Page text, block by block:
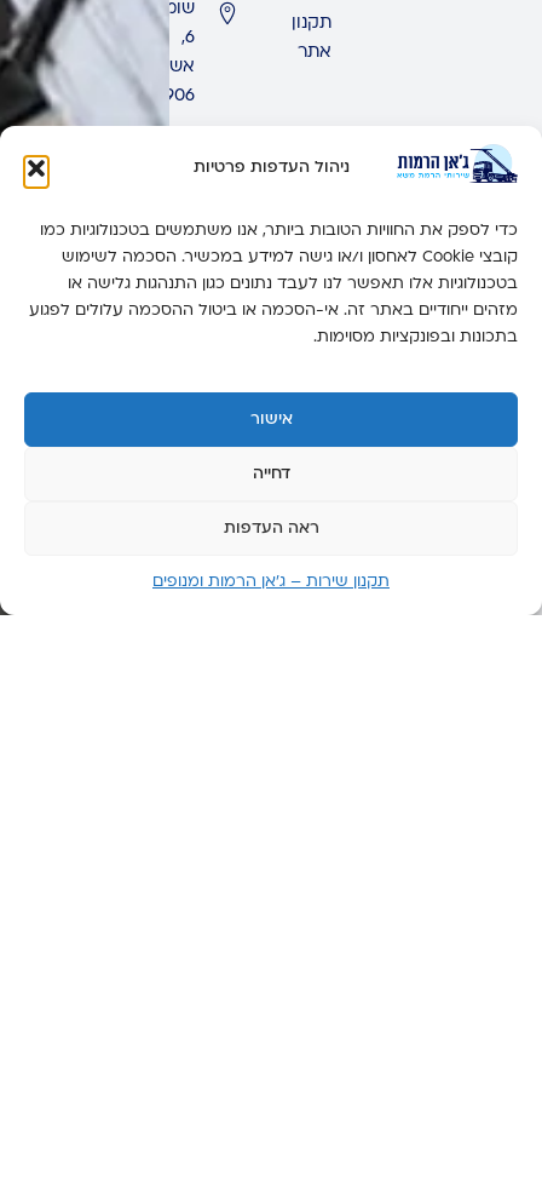
ניהול העדפות פרטיות
כדי לספק את החוויות הטובות ביותר, אנו משתמשים בטכנולוגיות כמו
קובצי Cookie לאחסון ו/או גישה למידע במכשיר. הסכמה לשימוש
בטכנולוגיות אלו תאפשר לנו לעבד נתונים כגון התנהגות גלישה או
מזהים ייחודיים באתר זה. אי-הסכמה או ביטול ההסכמה עלולים לפגוע
בתכונות ובפונקציות מסוימות.
אישור
דחייה
ראה העדפות
תקנון שירות – ג’אן הרמות ומנופים
תקנון
אתר
שומרון
6,
אשדוד,
7771906
ראשון
חמישי:
זמין 24
שעות
יום